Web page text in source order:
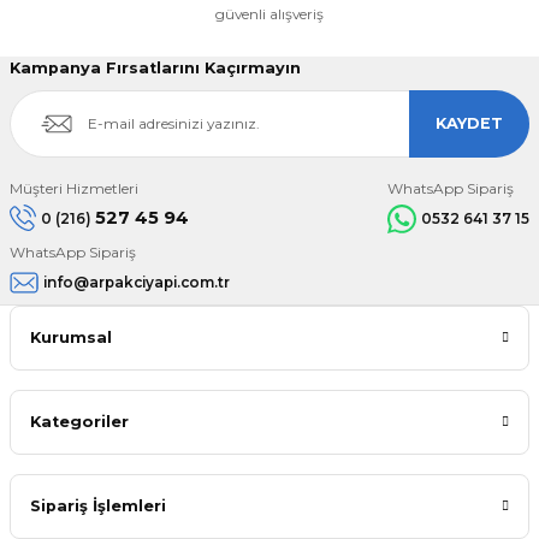
güvenli alışveriş
Kampanya Fırsatlarını Kaçırmayın
KAYDET
Müşteri Hizmetleri
0 (216) 527 45 94
WhatsApp Sipariş
0532 641 37 15
WhatsApp Sipariş
info@arpakciyapi.com.tr
Kurumsal
Kategoriler
Sipariş İşlemleri